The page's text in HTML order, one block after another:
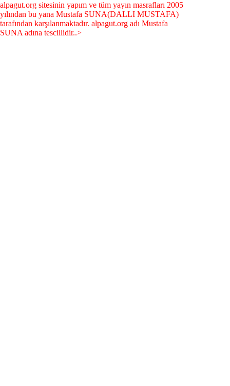
alpagut.org sitesinin yapım ve tüm yayın masrafları 2005
yılından bu yana Mustafa SUNA(DALLI MUSTAFA)
tarafından karşılanmaktadır. alpagut.org adı Mustafa
SUNA adına tescillidir..>